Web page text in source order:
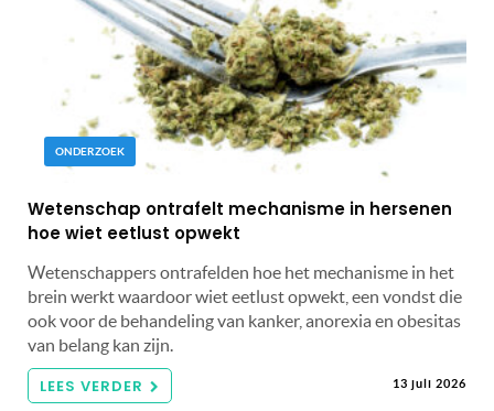
ONDERZOEK
Wetenschap ontrafelt mechanisme in hersenen
hoe wiet eetlust opwekt
Wetenschappers ontrafelden hoe het mechanisme in het
brein werkt waardoor wiet eetlust opwekt, een vondst die
ook voor de behandeling van kanker, anorexia en obesitas
van belang kan zijn.
LEES VERDER 13 juli 2026